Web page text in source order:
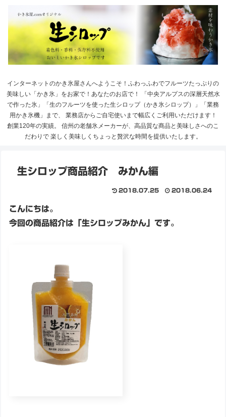
インターネットのかき氷屋さんへようこそ！ふわっふわでフルーツたっぷりの
美味しい「かき氷」をお家で！あなたのお店で！ 「中央アルプスの深層天然水
で作った氷」「生のフルーツを使った生シロップ（かき氷シロップ）」「業務
用かき氷機」まで、 業務店からご自宅使いまで幅広くご利用いただけます！
創業120年の実績。 信州の老舗氷メーカーが、高品質な商品と美味しさへのこ
だわりで 楽しく美味しくちょっと贅沢な時間を提供いたします。
生シロップ商品紹介 みかん編
2018.07.25 2018.06.24
こんにちは。
今回の商品紹介は「生シロップみかん」です。